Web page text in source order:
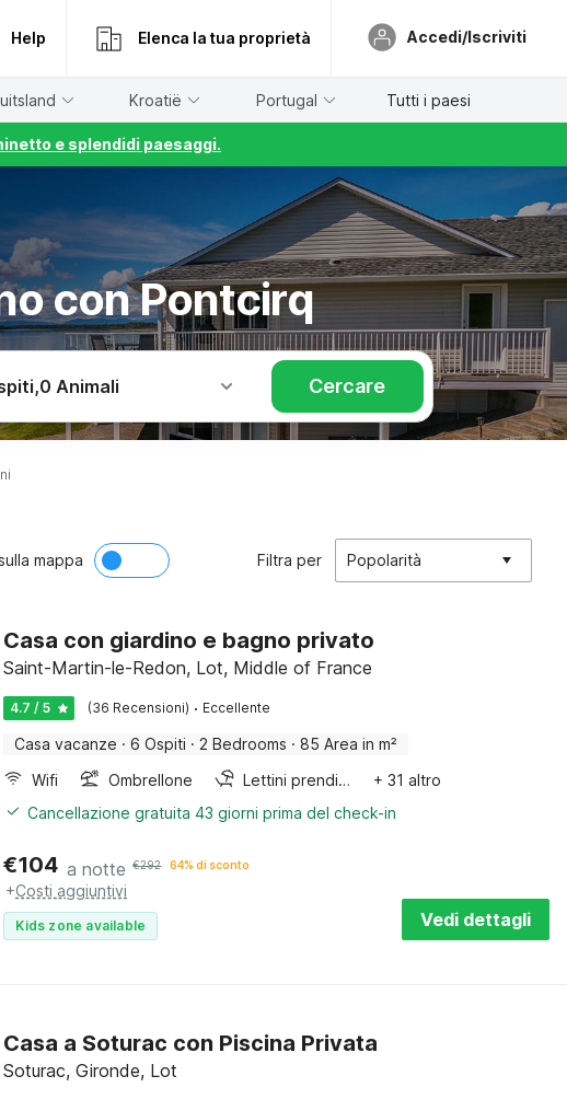
Help Elenca la tua proprietà Accedi/Iscriviti
Kroatië Portugal Tutti i paesi
e splendidi paesaggi.
con Pontcirq
,0 Animali Cercare
mappa Filtra per Popolarità
Casa con giardino e bagno privato
Saint-Martin-le-Redon, Lot, Middle of France
4.7 / 5 (36 Recensioni) · Eccellente
Casa vacanze · 6 Ospiti · 2 Bedrooms · 85 Area in m²
Wifi
Ombrellone Lettini prendisole
+ 31 altro
Cancellazione gratuita 43 giorni prima del check-in
€104 a notte €292 64% di sconto
+Costi aggiuntivi
Kids zone available Vedi dettagli
Casa a Soturac con Piscina Privata
Soturac, Gironde, Lot